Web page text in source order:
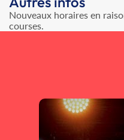
Nouveaux horaires en
courses.